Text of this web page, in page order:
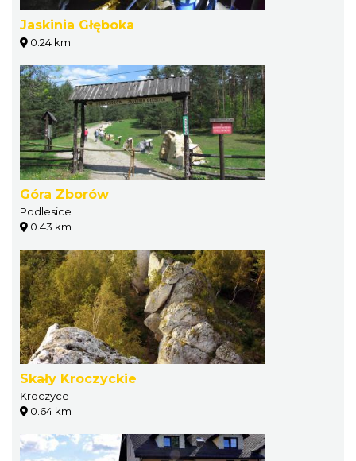
Jaskinia Głęboka
0.24 km
Góra Zborów
Podlesice
0.43 km
Skały Kroczyckie
Kroczyce
0.64 km